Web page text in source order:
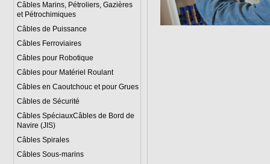
Câbles Marins, Pétroliers, Gazières
et Pétrochimiques
Câbles de Puissance
Câbles Ferroviaires
Câbles pour Robotique
Câbles pour Matériel Roulant
Câbles en Caoutchouc et pour Grues
Câbles de Sécurité
Câbles SpéciauxCâbles de Bord de
Navire (JIS)
Câbles Spirales
Câbles Sous-marins